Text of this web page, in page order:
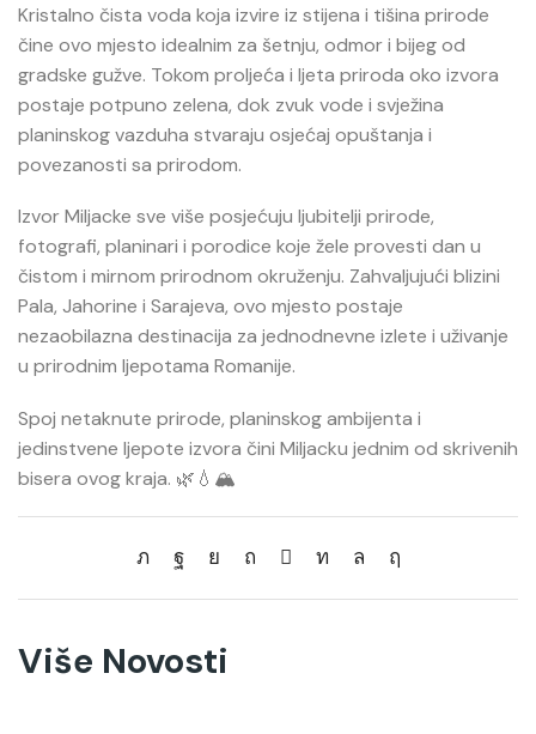
Kristalno čista voda koja izvire iz stijena i tišina prirode
čine ovo mjesto idealnim za šetnju, odmor i bijeg od
gradske gužve. Tokom proljeća i ljeta priroda oko izvora
postaje potpuno zelena, dok zvuk vode i svježina
planinskog vazduha stvaraju osjećaj opuštanja i
povezanosti sa prirodom.
Izvor Miljacke sve više posjećuju ljubitelji prirode,
fotografi, planinari i porodice koje žele provesti dan u
čistom i mirnom prirodnom okruženju. Zahvaljujući blizini
Pala, Jahorine i Sarajeva, ovo mjesto postaje
nezaobilazna destinacija za jednodnevne izlete i uživanje
u prirodnim ljepotama Romanije.
Spoj netaknute prirode, planinskog ambijenta i
jedinstvene ljepote izvora čini Miljacku jednim od skrivenih
bisera ovog kraja. 🌿💧🏔️
Više Novosti